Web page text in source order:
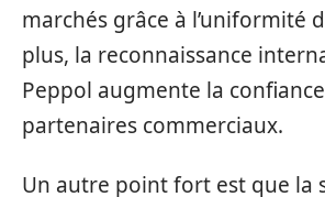
marchés grâce à l’uniformité
plus, la reconnaissance
Peppol augmente la
partenaires commerciaux.
Un autre point fort est que la